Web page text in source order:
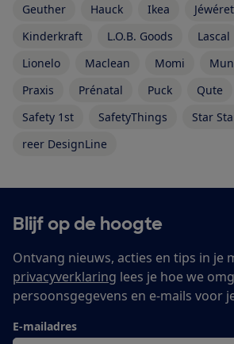
Geuther
Hauck Ikea Jéwéret
Kinderkraft
L.O.B. Goods Lascal
Lionelo
Maclean Momi
Praxis
Prénatal Puck Qute
Safety 1st
SafetyThings
Star
reer DesignLine
Blijf op de hoogte
Ontvang nieuws, acties en tips in je
privacyverklaring lees je hoe we
persoonsgegevens en e-mails voor
E-mailadres